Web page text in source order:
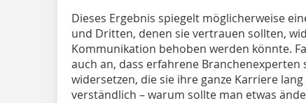
Dieses Ergebnis spiegelt möglicherweise
und Dritten, denen sie vertrauen sollten,
Kommunikation behoben werden könnte.
auch an, dass erfahrene
widersetzen, die sie ihre ganze Karriere
verständlich – warum sollte man etwas